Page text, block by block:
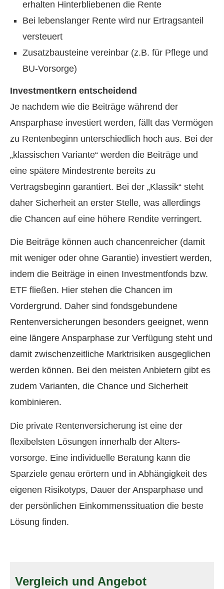
erhalten Hinterbliebenen die Rente
Bei lebenslanger Rente wird nur Ertragsanteil
versteuert
Zusatzbausteine vereinbar (z.B. für Pflege und
BU-Vorsorge)
Investmentkern entscheidend
Je nachdem wie die Beiträge während der
Ansparphase investiert werden, fällt das Vermögen
zu Rentenbeginn unterschiedlich hoch aus. Bei der
„klassischen Variante“ werden die Beiträge und
eine spätere Mindestrente bereits zu
Vertragsbeginn garantiert. Bei der „Klassik“ steht
daher Sicherheit an erster Stelle, was allerdings
die Chancen auf eine höhere Rendite verringert.
Die Beiträge können auch chancenreicher (damit
mit weniger oder ohne Garantie) investiert werden,
indem die Beiträge in einen Investmentfonds bzw.
ETF fließen. Hier stehen die Chancen im
Vordergrund. Daher sind fondsgebundene
Rentenversicherungen besonders geeignet, wenn
eine längere Ansparphase zur Verfügung steht und
damit zwischenzeitliche Marktrisiken ausgeglichen
werden können. Bei den meisten Anbietern gibt es
zudem Varianten, die Chance und Sicherheit
kombinieren.
Die private Rentenversicherung ist eine der
flexibelsten Lösungen innerhalb der Alters­
vorsorge. Eine individuelle Beratung kann die
Sparziele genau erörtern und in Abhängigkeit des
eigenen Risikotyps, Dauer der Ansparphase und
der persönlichen Einkommenssituation die beste
Lösung finden.
Vergleich und Angebot